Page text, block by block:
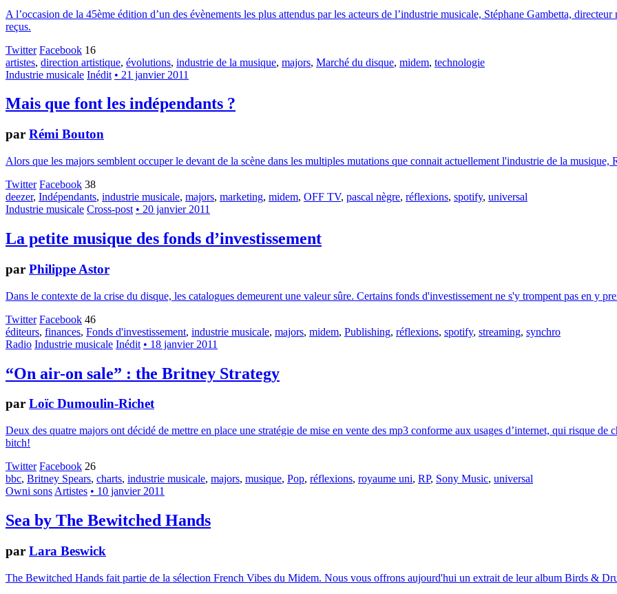
A l’occasion de la 45ème édition d’un des évènements les plus attendus par les acteurs de l’industrie musicale, Stéphane Gambetta,
reçus.
Twitter Facebook 16
artistes, direction artistique, évolutions, industrie de la musique, majors, Marché du disque, midem, technologie
Industrie musicale Inédit • 21 janvier 2011
Mais que font les indépendants ?
par Rémi Bouton
Alors que les majors semblent occuper le devant de la scène dans les multiples mutations que connait actuellement l'industrie de la
Twitter Facebook 38
deezer, Indépendants, industrie musicale, majors, marketing, midem, OFF TV, pascal nègre, réflexions, spotify, universal
Industrie musicale Cross-post • 20 janvier 2011
La petite musique des fonds d’investissement
par Philippe Astor
Dans le contexte de la crise du disque, les catalogues demeurent une valeur sûre. Certains fonds d'investissement ne s'y trompent pas en y
Twitter Facebook 46
éditeurs, finances, Fonds d'investissement, industrie musicale, majors, midem, Publishing, réflexions, spotify, streaming, synchro
Radio Industrie musicale Inédit • 18 janvier 2011
“On air-on sale” : the Britney Strategy
par Loïc Dumoulin-Richet
Deux des quatre majors ont décidé de mettre en place une stratégie de mise en vente des mp3 conforme aux usages d’internet, qui risque
bitch!
Twitter Facebook 26
bbc, Britney Spears, charts, industrie musicale, majors, musique, Pop, réflexions, royaume uni, RP, Sony Music, universal
Owni sons Artistes • 10 janvier 2011
Sea by The Bewitched Hands
par Lara Beswick
The Bewitched Hands fait partie de la sélection French Vibes du Midem. Nous vous offrons aujourd'hui un extrait de leur album Birds &